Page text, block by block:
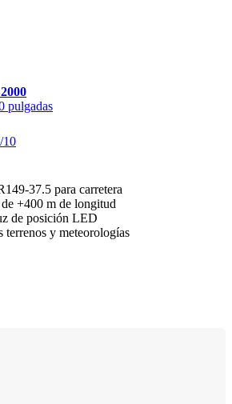
pulgadas
37.5 para carretera
+400 m de longitud
de posición LED
terrenos y meteorologías